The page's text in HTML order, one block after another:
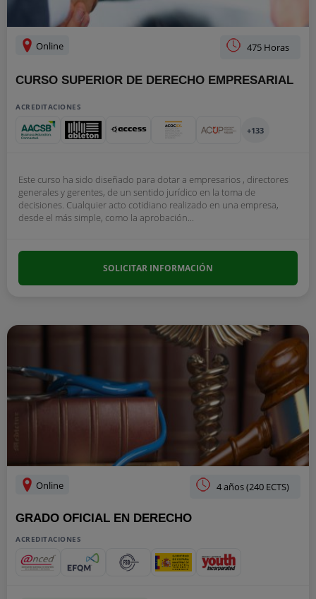
Online 475 Horas
CURSO SUPERIOR DE DERECHO EMPRESARIAL
ACREDITACIONES
+133
Este curso ha sido diseñado para dotar a empresarios , directores
generales y gerentes, de un sentido jurídico en la toma de
decisiones. Cualquier acto cotidiano realizado en una empresa,
desde el más simple, como la aprobación...
SOLICITAR INFORMACIÓN
Online 4 años (240 ECTS)
GRADO OFICIAL EN DERECHO
ACREDITACIONES